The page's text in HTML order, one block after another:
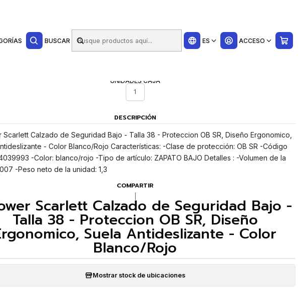
BUSCAR ES ACCESO
de Seguridad
Blanco/Rojo
UNIDADES CAJA
1
DESCRIPCIÓN
Scarlett Calzado de Seguridad Bajo - Talla 38 - Proteccion OB SR, Diseño Ergonomico,
- Color Blanco/Rojo Características: -Clase de protección: OB SR -Código
-Color: blanco/rojo -Tipo de artículo: ZAPATO BAJO Detalles : -Volumen de la
-Peso neto de la unidad: 1,3
COMPARTIR
Scarlett Calzado de Seguridad Bajo -
Talla 38 - Proteccion OB SR, Diseño
Suela Antideslizante - Color
Blanco/Rojo
Mostrar stock de ubicaciones